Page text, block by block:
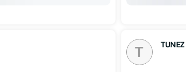
T TUNEZ